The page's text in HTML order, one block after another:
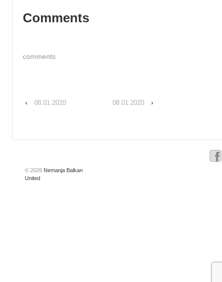
Comments
comments
‹ 08.01.2020 08.01.2020 ›
© 2026 Nemanja Balkan
United